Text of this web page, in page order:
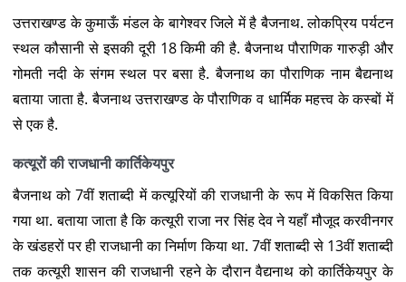
उत्तराखण्ड के कुमाऊँ मंडल के बागेश्वर जिले में है बैजनाथ. लोकप्रिय पर्यटन
स्थल कौसानी से इसकी दूरी 18 किमी की है. बैजनाथ पौराणिक गारुड़ी और
गोमती नदी के संगम स्थल पर बसा है. बैजनाथ का पौराणिक नाम बैद्यनाथ
बताया जाता है. बैजनाथ उत्तराखण्ड के पौराणिक व धार्मिक महत्त्व के कस्बों में
से एक है.
कत्यूरों की राजधानी कार्तिकेयपुर
बैजनाथ को 7वीं शताब्दी में कत्यूरियों की राजधानी के रूप में विकसित किया
गया था. बताया जाता है कि कत्यूरी राजा नर सिंह देव ने यहाँ मौजूद करवीनगर
के खंडहरों पर ही राजधानी का निर्माण किया था. 7वीं शताब्दी से 13वीं शताब्दी
तक कत्यूरी शासन की राजधानी रहने के दौरान वैद्यनाथ को कार्तिकेयपुर के